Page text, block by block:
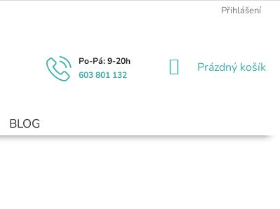
Přihlášení
603 801 132
NÁKUPNÍ
Prázdný košík
BLOG